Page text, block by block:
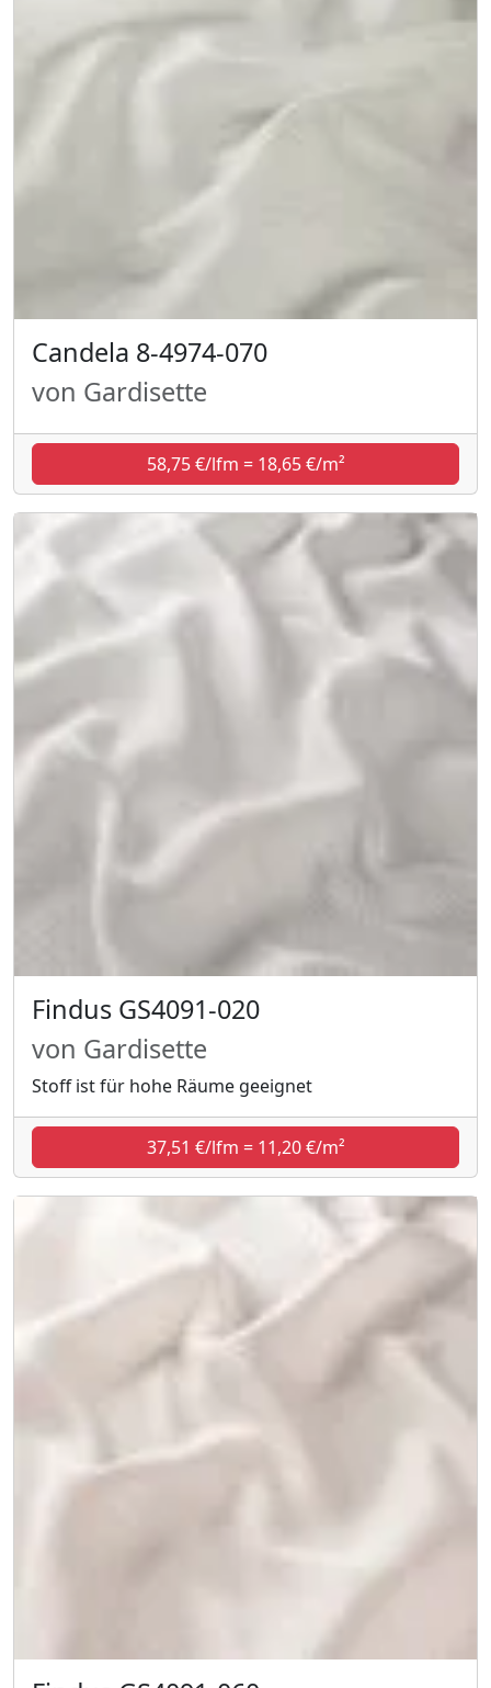
Candela 8-4974-070
von Gardisette
58,75 €/lfm = 18,65 €/m²
Findus GS4091-020
von Gardisette
Stoff ist für hohe Räume geeignet
37,51 €/lfm = 11,20 €/m²